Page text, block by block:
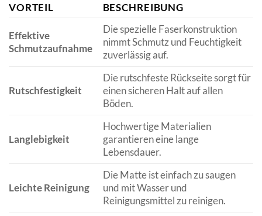
VORTEIL BESCHREIBUNG
Effektive
Schmutzaufnahme
Die spezielle Faserkonstruktion
nimmt Schmutz und Feuchtigkeit
zuverlässig auf.
Rutschfestigkeit
Die rutschfeste Rückseite sorgt für
einen sicheren Halt auf allen
Böden.
Langlebigkeit
Hochwertige Materialien
garantieren eine lange
Lebensdauer.
Leichte Reinigung
Die Matte ist einfach zu saugen
und mit Wasser und
Reinigungsmittel zu reinigen.